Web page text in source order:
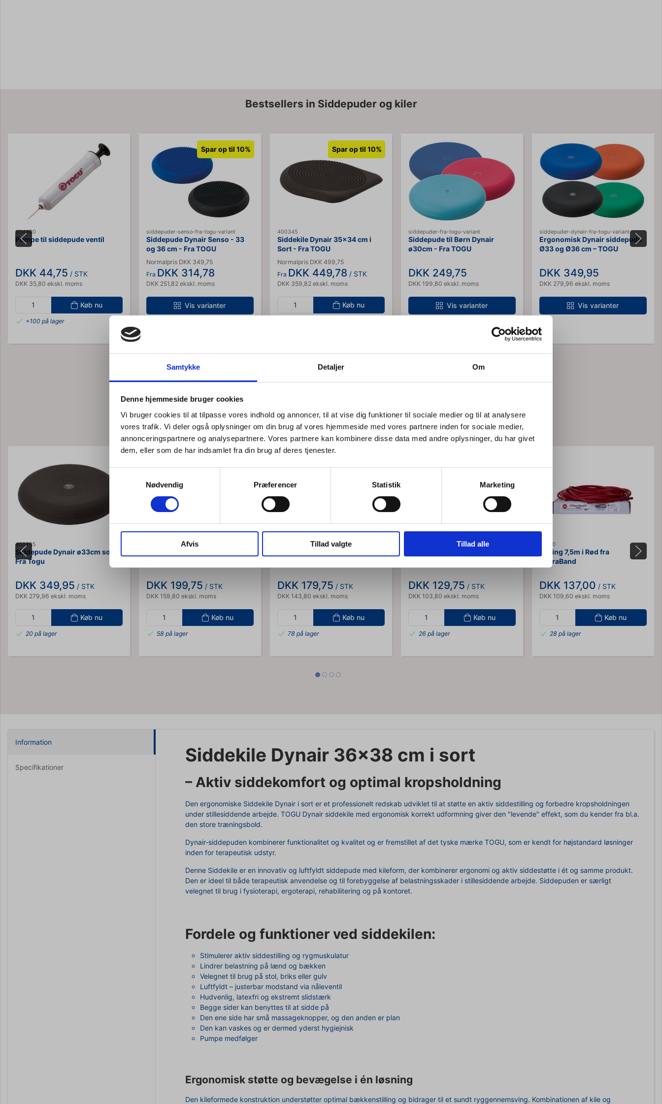
Samtykke Detaljer Om
Denne hjemmeside bruger cookies
Vi bruger cookies til at tilpasse vores indhold og annoncer, til at vise dig funktioner til sociale medier og til at analysere
vores trafik. Vi deler også oplysninger om din brug af vores hjemmeside med vores partnere inden for sociale medier,
annonceringspartnere og analysepartnere. Vores partnere kan kombinere disse data med andre oplysninger, du har givet
dem, eller som de har indsamlet fra din brug af deres tjenester.
Nødvendig
Præferencer Statistik Marketing
Afvis Tillad valgte Tillad alle
Jeg ønsker at handle som
Privat Erhverv
Bestsellers in Siddepuder og kiler
904400
Pumpe til siddepude ventil
DKK 44,75 / STK
DKK 35,80 ekskl. moms
Køb nu
+100 på lager
Spar op til 10%
siddepuder-senso-fra-togu-variant
Siddepude Dynair Senso - 33
og 36 cm - Fra TOGU
Normalpris DKK 349,75
Fra DKK 314,78
DKK 251,82 ekskl. moms
Vis varianter
Spar op til 10%
400345
Siddekile Dynair 35x34 cm i
Sort - Fra TOGU
Normalpris DKK 499,75
Fra DKK 449,78 / STK
DKK 359,82 ekskl. moms
Køb nu
siddepuder-fra-togu-variant
Siddepude til Børn Dynair
ø30cm - Fra TOGU
DKK 249,75
DKK 199,80 ekskl. moms
Vis varianter
siddepuder-dynair-fra-togu-variant
Ergonomisk Dynair siddepude
Ø33 og Ø36 cm – TOGU
DKK 349,95
DKK 279,96 ekskl. moms
Vis varianter
Købt sammen med denne vare
400205
Siddepude Dynair ø33cm sort -
Fra Togu
DKK 349,95 / STK
DKK 279,96 ekskl. moms
Køb nu
20 på lager
DKK 199,75 / STK
DKK 159,80 ekskl. moms
Køb nu
58 på lager
DKK 179,75 / STK
DKK 143,80 ekskl. moms
Køb nu
78 på lager
DKK 129,75 / STK
DKK 103,80 ekskl. moms
Køb nu
26 på lager
21030
Tubing 7,5m i Rød fra
TheraBand
DKK 137,00 / STK
DKK 109,60 ekskl. moms
Køb nu
28 på lager
Information
Specifikationer
Siddekile Dynair 36x38 cm i sort
– Aktiv siddekomfort og optimal kropsholdning
Den ergonomiske Siddekile Dynair i sort er et professionelt redskab udviklet til at støtte en aktiv siddestilling og forbedre kropsholdningen
under stillesiddende arbejde. TOGU Dynair siddekile med ergonomisk korrekt udformning giver den "levende" effekt, som du kender fra bl.a.
den store træningsbold.
Dynair-siddepuden kombinerer funktionalitet og kvalitet og er fremstillet af det tyske mærke TOGU, som er kendt for højstandard løsninger
inden for terapeutisk udstyr.
Denne Siddekile er en innovativ og luftfyldt siddepude med kileform, der kombinerer ergonomi og aktiv siddestøtte i ét og samme produkt.
Den er ideel til både terapeutisk anvendelse og til forebyggelse af belastningsskader i stillesiddende arbejde. Siddepuden er særligt
velegnet til brug i fysioterapi, ergoterapi, rehabilitering og på kontoret.
Fordele og funktioner ved siddekilen:
Stimulerer aktiv siddestilling og rygmuskulatur
Lindrer belastning på lænd og bækken
Velegnet til brug på stol, briks eller gulv
Luftfyldt – justerbar modstand via nåleventil
Hudvenlig, latexfri og ekstremt slidstærk
Begge sider kan benyttes til at sidde på
Den ene side har små massageknopper, og den anden er plan
Den kan vaskes og er dermed yderst hygiejnisk
Pumpe medfølger
Ergonomisk støtte og bevægelse i én løsning
Den kileformede konstruktion understøtter optimal bækkenstilling og bidrager til et sundt ryggennemsving. Kombinationen af kile og